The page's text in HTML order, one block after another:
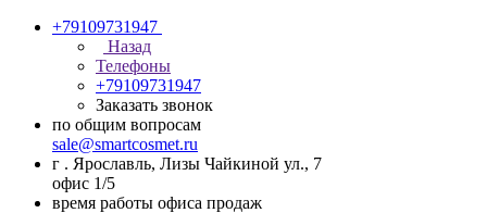
+79109731947
Назад
Телефоны
+79109731947
Заказать звонок
по общим вопросам
sale@smartcosmet.ru
г . Ярославль, Лизы Чайкиной ул., 7
офис 1/5
время работы офиса продаж